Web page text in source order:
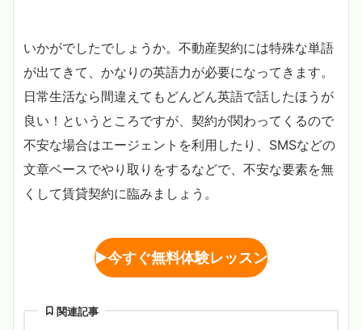
いかがでしたでしょうか。不動産契約には特殊な単語
が出てきて、かなりの英語力が必要になってきます。
日常生活なら間違えてもどんどん英語で話したほうが
良い！というところですが、契約が関わってくるので
不安な場合はエージェントを利用したり、SMSなどの
文章ベースでやり取りをするなどで、不安な要素を無
くして賃貸契約に臨みましょう。
▶︎今すぐ無料体験レッスン
関連記事